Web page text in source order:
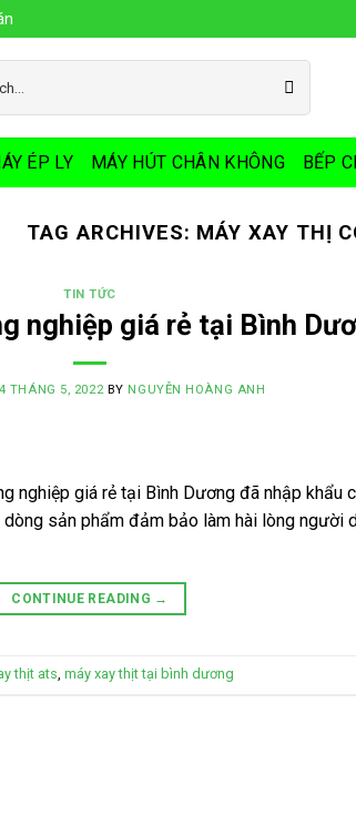
ÉP LY MÁY HÚT CHÂN KHÔNG BẾP
TAG ARCHIVES: MÁY XAY THỊ
TIN TỨC
nghiệp giá rẻ tại Bình
THÁNG 5, 2022BY NGUYỄN HOÀNG ANH
nghiệp giá rẻ tại Bình Dương đã nhập khẩu
sản phẩm đảm bảo làm hài lòng người
CONTINUE READING →
thịt ats, máy xay thịt tại bình dương